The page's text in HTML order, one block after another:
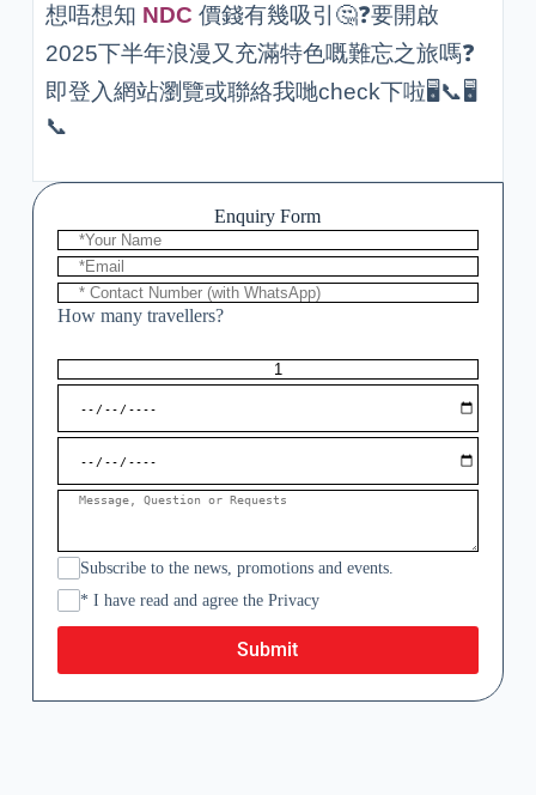
想唔想知 NDC 價錢有幾吸引🤔❓要開啟
2025下半年浪漫又充滿特色嘅難忘之旅嗎❓
即登入網站瀏覽或聯絡我哋check下啦🖥️📞🖥️
📞
Enquiry Form
How many travellers?
Subscribe to the news, promotions and events.
* I have read and agree the Privacy
Submit